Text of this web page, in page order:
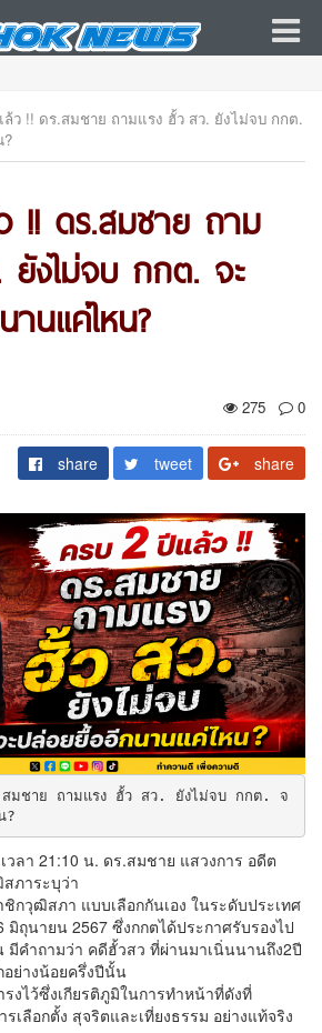
ว !! ดร.สมชาย ถามแรง ฮั้ว สว. ยังไม่จบ กกต.
!! ดร.สมชาย ถาม
งไม่จบ กกต. จะ
นแค่ไหน?
275
0
share tweet share
ชาย ถามแรง ฮั้ว สว. ยังไม่จบ กกต. จ
?
วลา 21:10 น. ดร.สมชาย แสวงการ อดีต
ภาระบุว่า
กวุฒิสภา แบบเลือกกันเอง ในระดับประเทศ
ถุนายน 2567 ซึ่งกกตได้ประกาศรับรองไป
มีคำถามว่า คดีฮั้วสว ที่ผ่านมาเนิ่นนานถึง2ปี
ย่างน้อยครึ่งปีนั้น
งไว้ซึ่งเกียรติภูมิในการทำหน้าที่ดังที่
เลือกตั้ง สุจริตและเที่ยงธรรม อย่างแท้จริง